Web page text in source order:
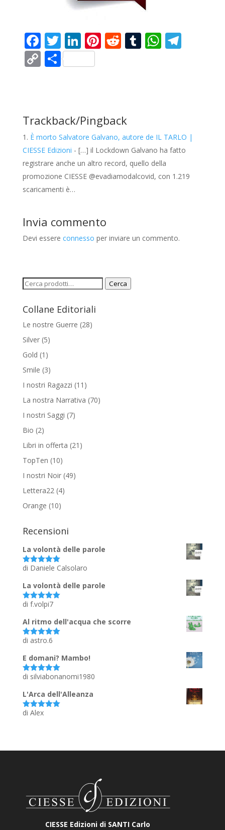
F
ac
e
o
k
T
w
itt
Li
n
k
n
Pi R T W
p
T
C
Li
n
k
C
vi
di
Trackback/Pingback
È morto Salvatore Galvano, autore de IL TARLO |
CIESSE Edizioni - […] il Lockdown Galvano ha fatto
registrare anche un altro record, quello della
promozione CIESSE @evadiamodalcovid, con 1.219
scaricamenti è…
Invia commento
Devi essere connesso per inviare un commento.
Cerca: Cerca
Collane Editoriali
Le nostre Guerre (28)
Silver (5)
Gold (1)
Smile (3)
I nostri Ragazzi (11)
La nostra Narrativa (70)
I nostri Saggi (7)
Bio (2)
Libri in offerta (21)
TopTen (10)
I nostri Noir (49)
Lettera22 (4)
Orange (10)
Recensioni
La volontà delle parole
Valutato5
di Daniele Calsolaro
La volontà delle parole
Valutato 5
di f.volpi7
Al ritmo dell'acqua che scorre
Valutato5
di astro.6
E domani? Mambo!
Valutato5
di silviabonanomi1980
L'Arca dell'Alleanza
Valutato
di Alex
CIESSE Edizioni di SANTI Carlo